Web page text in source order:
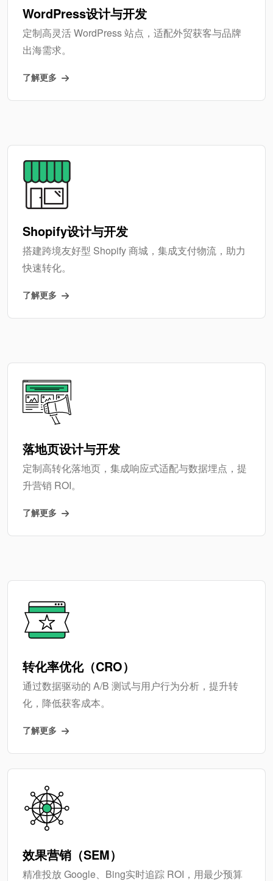
WordPress设计与开发
定制高灵活 WordPress 站点，适配外贸获客与品牌
出海需求。
了解更多
Shopify设计与开发
搭建跨境友好型 Shopify 商城，集成支付物流，助力
快速转化。
了解更多
落地页设计与开发
定制高转化落地页，集成响应式适配与数据埋点，提
升营销 ROI。
了解更多
转化率优化（CRO）
通过数据驱动的 A/B 测试与用户行为分析，提升转
化，降低获客成本。
了解更多
效果营销（SEM）
精准投放 Google、Bing实时追踪 ROI，用最少预算